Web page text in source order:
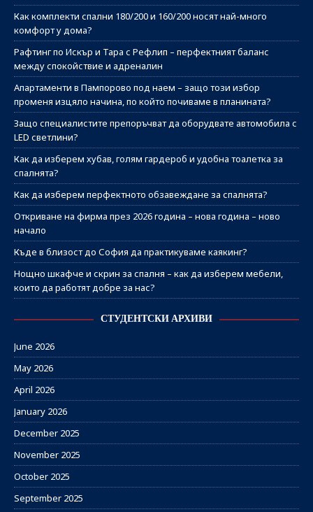
Как комплекти спални 180/200 и 160/200 носят най-много
комфорт у дома?
Рафтинг по Искър и Тара с Рефлип – перфектният баланс
между спокойствие и адреналин
Апартаменти в Пампорово под наем – защо този избор
променя изцяло начина, по който почиваме в планината?
Защо специалистите препоръчват да оборудвате автомобила с
LED светлини?
Как да изберем хубав, голям гардероб и удобна тоалетка за
спалнята?
Как да изберем перфектното обзавеждане за спалнята?
Откриване на фирма през 2026 година – нова година – ново
начало
Къде в близост до София да практикуваме каякинг?
Нощно шкафче и скрин за спалня – как да изберем мебели,
които да работят добре за нас?
СТУДЕНТСКИ АРХИВИ
June 2026
May 2026
April 2026
January 2026
December 2025
November 2025
October 2025
September 2025